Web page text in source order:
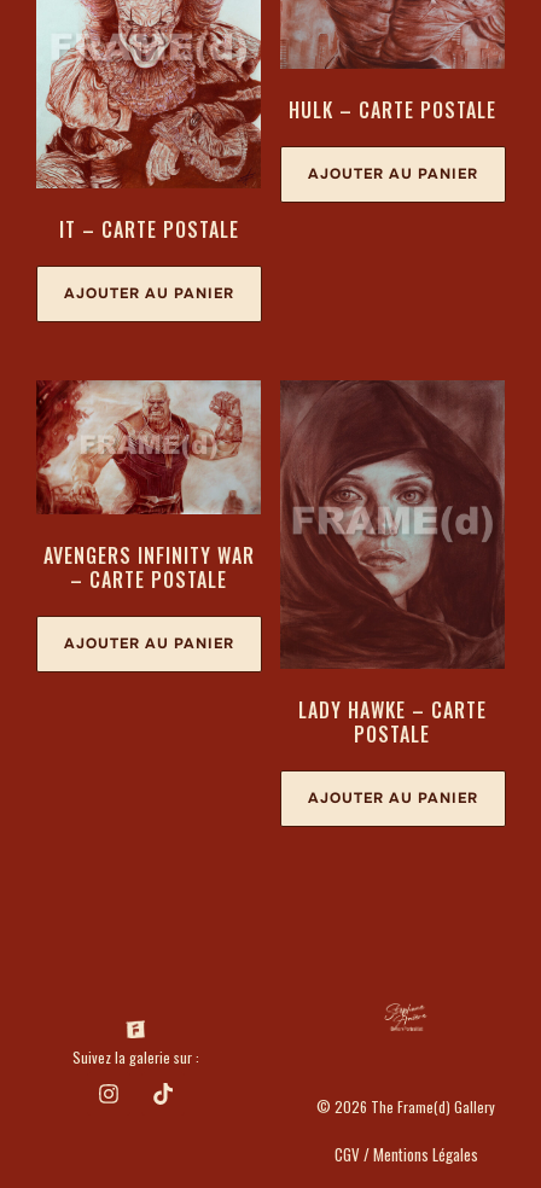
IT – CARTE POSTALE
AJOUTER AU PANIER
HULK – CARTE POSTALE
AJOUTER AU PANIER
AVENGERS INFINITY WAR
– CARTE POSTALE
AJOUTER AU PANIER
LADY HAWKE – CARTE
POSTALE
AJOUTER AU PANIER
Suivez la galerie sur :
© 2026 The Frame(d) Gallery
CGV / Mentions Légales